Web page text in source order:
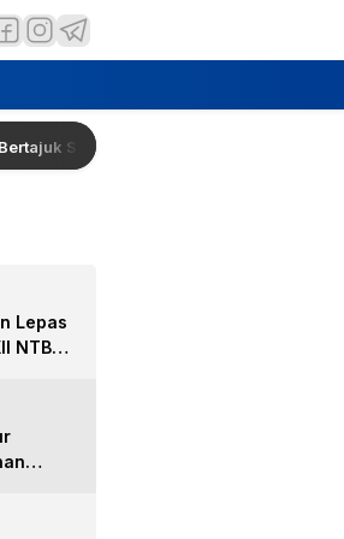
Samuhita Sakre
Lepas
NTB